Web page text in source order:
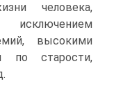
человека,
исключением
высокими
по старости,